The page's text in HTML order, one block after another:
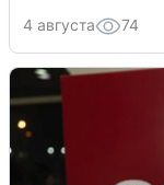
4 августа 74